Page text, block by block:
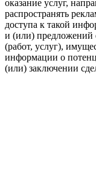
оказание услуг,
распространять
доступа к такой
и (или) предложений
(работ, услуг),
информации о
(или) заключении